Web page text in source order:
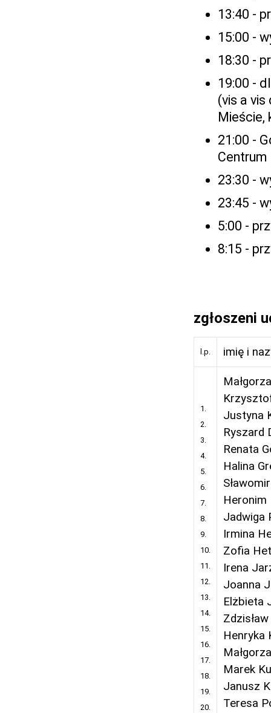
13:40 -
15:00 -
18:30 -
19:00 -
(vis a
Mieście,
21:00 -
23:30 -
23:45 -
5:00 -
8:15 -
zgłoszeni
l.p. imię i
1.
2.
3.
4.
5.
6.
7.
8.
9.
10.
11.
12.
13.
14.
15.
16.
17.
18.
19.
20.
Justyna
Ryszard
Renata
Halina
Heronim
Jadwiga
Irmina
Zofia
Irena
Joanna
Elżbieta
Henryka
Marek
Janusz
Teresa